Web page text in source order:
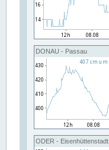
DONAU - Passau
ODER - Eisenhüttenstadt